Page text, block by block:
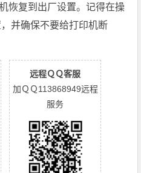
恢复到出厂设置。记得在操
并确保不要给打印机断
远程ＱＱ客服
加ＱＱ113868949远程
服务